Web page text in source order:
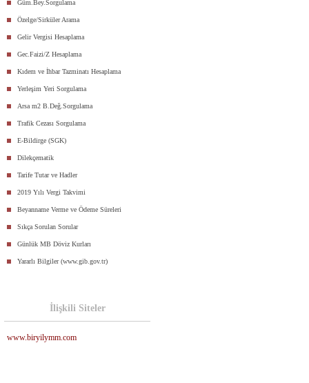
Güm.Bey.Sorgulama
Özelge/Sirküler Arama
Gelir Vergisi Hesaplama
Gec.Faizi/Z Hesaplama
Kıdem ve İhbar Tazminatı Hesaplama
Yerleşim Yeri Sorgulama
Arsa m2 B.Değ.Sorgulama
Trafik Cezası Sorgulama
E-Bildirge (SGK)
Dilekçematik
Tarife Tutar ve Hadler
2019 Yılı Vergi Takvimi
Beyanname Verme ve Ödeme Süreleri
Sıkça Sorulan Sorular
Günlük MB Döviz Kurları
Yararlı Bilgiler (www.gib.gov.tr)
İlişkili Siteler
www.biryilymm.com